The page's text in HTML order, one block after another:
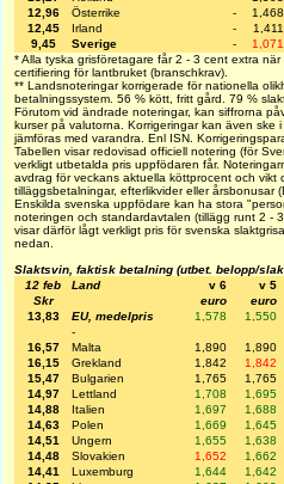
12,96
Österrike -
1,468
12,45
Irland -
1,411
9,45
Sverige -
1,071
* Alla tyska grisföretagare får 2 - 3 cent extra
certifiering för lantbruket (branschkrav).
** Landsnoteringar korrigerade för nationella
betalningssystem. 56 % kött, fritt gård. 79 %
Förutom vid ändrade noteringar, kan siffrorna
kurser på valutorna. Korrigeringar kan även ske
jämföras med varandra. Enl ISN.
Tabellen visar redovisad officiell notering (för
verkligt utbetalda pris uppfödaren får.
avdrag för veckans aktuella köttprocent och vikt
tilläggsbetalningar, efterlikvider eller årsbonusar
Enskilda svenska uppfödare kan ha stora
noteringen och standardavtalen (tillägg runt 2 -
visar därför lågt verkligt pris för svenska
nedan.
Slaktsvin, faktisk betalning (utbet. belopp/
12 feb
Land v 6
v 5
Skr
euro
euro
13,83
EU, medelpris 1,578
1,550
-
16,57
Malta 1,890
1,890
16,15
Grekland 1,842
1,842
15,47
Bulgarien 1,765
1,765
14,97
Lettland 1,708
1,695
14,88
Italien 1,697
1,688
14,63
Polen 1,669
1,645
14,51
Ungern 1,655
1,638
14,48
Slovakien 1,652
1,662
14,41
Luxemburg 1,644
1,642